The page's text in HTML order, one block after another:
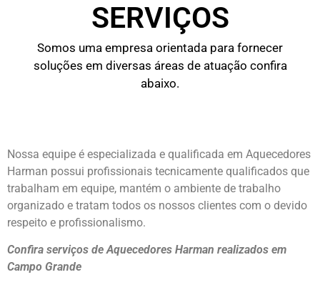
SERVIÇOS
Somos uma empresa orientada para fornecer
soluções em diversas áreas de atuação confira
abaixo.
Nossa equipe é especializada e qualificada em Aquecedores
Harman possui profissionais tecnicamente qualificados que
trabalham em equipe, mantém o ambiente de trabalho
organizado e tratam todos os nossos clientes com o devido
respeito e profissionalismo.
Confira serviços de Aquecedores Harman realizados em
Campo Grande